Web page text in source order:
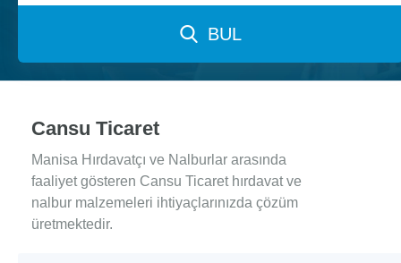
BUL
Cansu Ticaret
Manisa Hırdavatçı ve Nalburlar arasında
faaliyet gösteren Cansu Ticaret hırdavat ve
nalbur malzemeleri ihtiyaçlarınızda çözüm
üretmektedir.